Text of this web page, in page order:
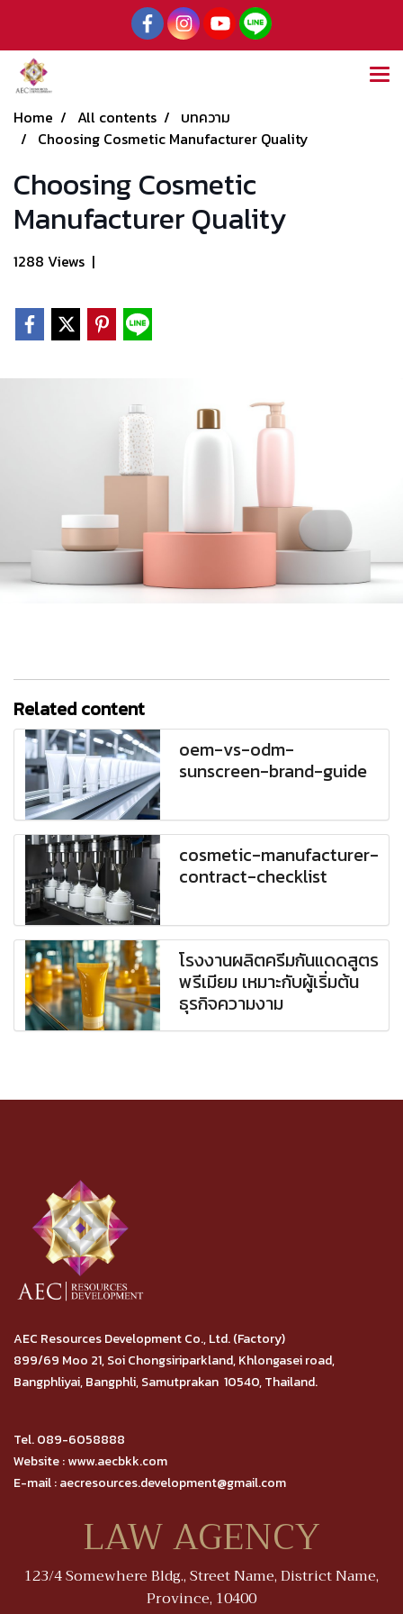
Home All contents
บทความ
Choosing Cosmetic Manufacturer Quality
Choosing Cosmetic
Manufacturer Quality
1288 Views |
Related content
oem-vs-odm-
sunscreen-brand-guide
cosmetic-manufacturer-
contract-checklist
โรงงานผลิตครีมกันแดดสูตร
พรีเมียม เหมาะกับผู้เริ่มต้น
ธุรกิจความงาม
AEC Resources Development Co., Ltd. (Factory)
899/69 Moo 21, Soi Chongsiriparkland, Khlongasei road,
Bangphliyai, Bangphli, Samutprakan 10540, Thailand.
Tel. 089-6058888
Website : www.aecbkk.com
E-mail : aecresources.development@gmail.com
LAW AGENCY
123/4 Somewhere Bldg., Street Name, District Name,
Province, 10400